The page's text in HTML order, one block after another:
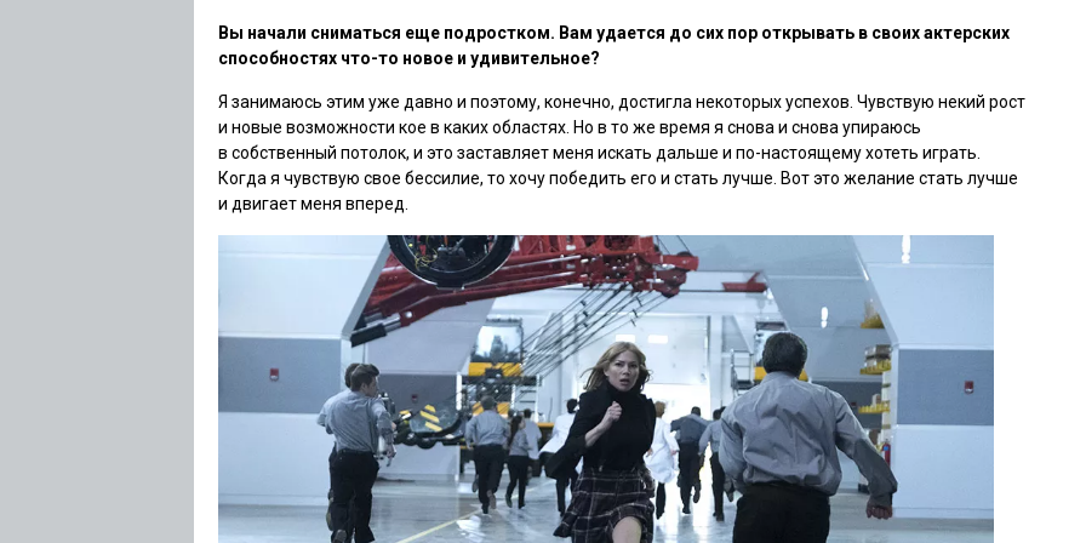
Вы начали сниматься еще подростком. Вам удается до сих пор открывать в своих актерских
способностях что-то новое и удивительное?
Я занимаюсь этим уже давно и поэтому, конечно, достигла некоторых успехов. Чувствую некий рост
и новые возможности кое в каких областях. Но в то же время я снова и снова упираюсь
в собственный потолок, и это заставляет меня искать дальше и по-настоящему хотеть играть.
Когда я чувствую свое бессилие, то хочу победить его и стать лучше. Вот это желание стать лучше
и двигает меня вперед.